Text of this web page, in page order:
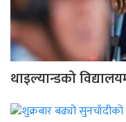
थाइल्यान्डको